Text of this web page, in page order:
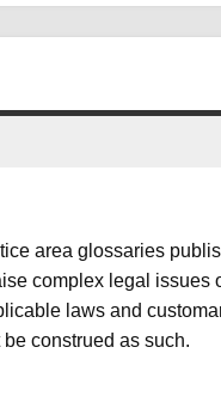
area glossaries
complex legal issues
laws and
construed as such.